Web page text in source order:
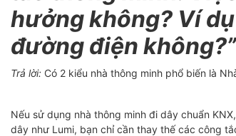
hưởng không? Ví
đường điện không?”
Trả lời: Có 2 kiểu nhà thông minh phổ biến là
Nếu sử dụng nhà thông minh đi dây chuẩn
dây như Lumi, bạn chỉ cần thay thế các công